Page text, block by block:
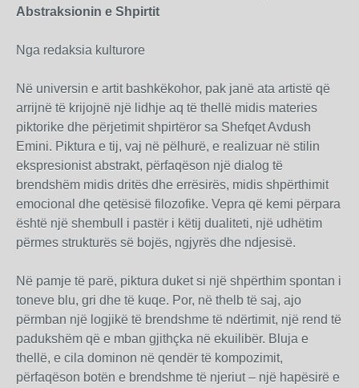
Abstraksionin e Shpirtit
Nga redaksia kulturore
Në universin e artit bashkëkohor, pak janë ata artistë që
arrijnë të krijojnë një lidhje aq të thellë midis materies
piktorike dhe përjetimit shpirtëror sa Shefqet Avdush
Emini. Piktura e tij, vaj në pëlhurë, e realizuar në stilin
ekspresionist abstrakt, përfaqëson një dialog të
brendshëm midis dritës dhe errësirës, midis shpërthimit
emocional dhe qetësisë filozofike. Vepra që kemi përpara
është një shembull i pastër i këtij dualiteti, një udhëtim
përmes strukturës së bojës, ngjyrës dhe ndjesisë.
Në pamje të parë, piktura duket si një shpërthim spontan i
toneve blu, gri dhe të kuqe. Por, në thelb të saj, ajo
përmban një logjikë të brendshme të ndërtimit, një rend të
padukshëm që e mban gjithçka në ekuilibër. Bluja e
thellë, e cila dominon në qendër të kompozimit,
përfaqëson botën e brendshme të njeriut – një hapësirë e